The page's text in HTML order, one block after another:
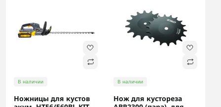
В наличии
Ножницы для кустов
В наличии
Нож для кустореза